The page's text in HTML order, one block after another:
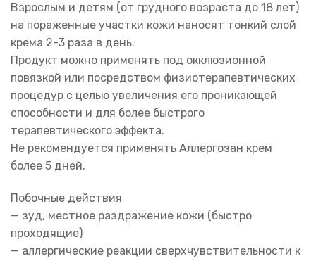
Взрослым и детям (от грудного возраста до 18 лет)
на пораженные участки кожи наносят тонкий слой
крема 2-3 раза в день.
Продукт можно применять под окклюзионной
повязкой или посредством физиотерапевтических
процедур с целью увеличения его проникающей
способности и для более быстрого
терапевтического эффекта.
Не рекомендуется применять Аллергозан крем
более 5 дней.
Побочные действия
— зуд, местное раздражение кожи (быстро
проходящие)
— аллергические реакции сверхчувствительности к